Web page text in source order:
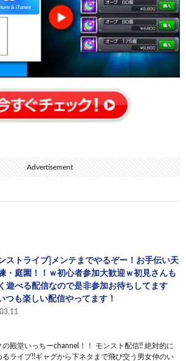
Advertisement
ストライブ]メンテまでやるぞー！お手伝い天
・庭園！！ｗ初心者参加大歓迎ｗ初見さんも
遊べる配信なので是非参加お待ちしてます
つも楽しい配信やってます！
の殿堂いっちーchannel！！ モンスト配信!! 絶対的に
るライブ!!ギャグから下ネタまで飛び交う男女仲のい